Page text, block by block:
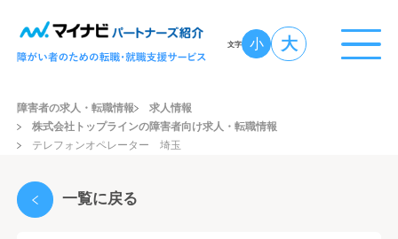
文字 小 大
障害者の求人・転職情報
求人情報
株式会社トップラインの障害者向け求人・転職情報
テレフォンオペレーター 埼玉
一覧に戻る